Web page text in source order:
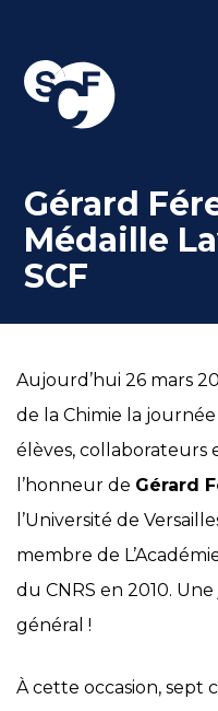
content
Gérard
Médaille
SCF
Aujourd’hui 26 mars
de la Chimie la
élèves, collaborateurs
l’honneur de Gérard
l’Université de
membre de
du CNRS en 2010.
général !
À cette occasion, sept